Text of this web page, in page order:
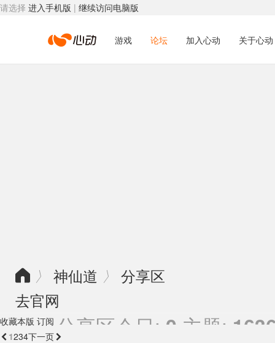
请选择 进入手机版 | 继续访问电脑版
心 游戏 论坛 加入心动 关于心动
 〉 神仙道 〉 分享区
去官网
收藏本版 订阅 分享区 今日: 0 主题:
 1234下一页